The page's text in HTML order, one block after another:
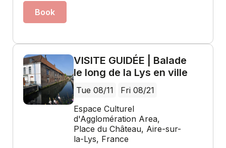
Book
VISITE GUIDÉE | Balade
le long de la Lys en ville
Tue 08/11
Fri 08/21
Espace Culturel
d'Agglomération Area,
Place du Château, Aire-sur-
la-Lys, France